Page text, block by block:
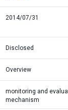
2014/07/31
Disclosed
Overview
monitoring and
mechanism